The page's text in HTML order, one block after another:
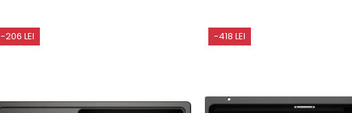
-206 LEI -418 LEI